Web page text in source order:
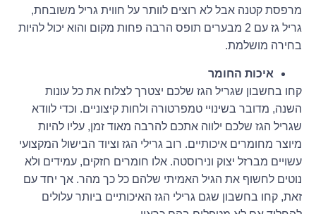
מרפסת קטנה אבל לא רוצים לוותר על חווית גריל משובחת,
גריל גז עם 2 מבערים תופס הרבה פחות מקום והוא יכול להיות
בחירה מושלמת.
איכות החומר
קחו בחשבון שגריל הגז שלכם יצטרך לצלוח את כל עונות
השנה, מדובר בשינויי טמפרטורה ולחות קיצוניים. וכדי לוודא
שגריל הגז שלכם ילווה אתכם להרבה מאוד זמן, עליו להיות
מיוצר מחומרים איכותיים. רוב גרילי הגז וציוד הבישול המקצועי
עשויים מברזל יצוק ונירוסטה. אלו חומרים חזקים, עמידים ולא
נוטים לחשוף את הגיל האמיתי שלהם כל כך מהר. אך יחד עם
זאת, קחו בחשבון שגם גרילי הגז האיכותיים ביותר עלולים